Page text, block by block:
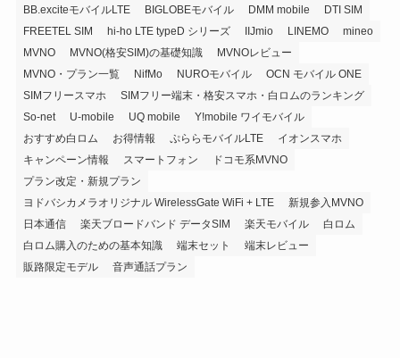
BB.exciteモバイルLTE
BIGLOBEモバイル DMM mobile
DTI SIM
FREETEL SIM
hi-ho LTE typeD シリーズ IIJmio LINEMO
mineo
MVNO
MVNO(格安SIM)の基礎知識
MVNOレビュー
MVNO・プラン一覧
NifMo NUROモバイル
OCN モバイル ONE
SIMフリースマホ
SIMフリー端末・格安スマホ・白ロムのランキング
So-net
U-mobile UQ mobile
Y!mobile ワイモバイル
おすすめ白ロム
お得情報 ぷららモバイルLTE
イオンスマホ
キャンペーン情報
スマートフォン
ドコモ系MVNO
プラン改定・新規プラン
ヨドバシカメラオリジナル WirelessGate WiFi + LTE
新規参入MVNO
日本通信
楽天ブロードバンド データSIM 楽天モバイル
白ロム
白ロム購入のための基本知識
端末セット
端末レビュー
販路限定モデル
音声通話プラン